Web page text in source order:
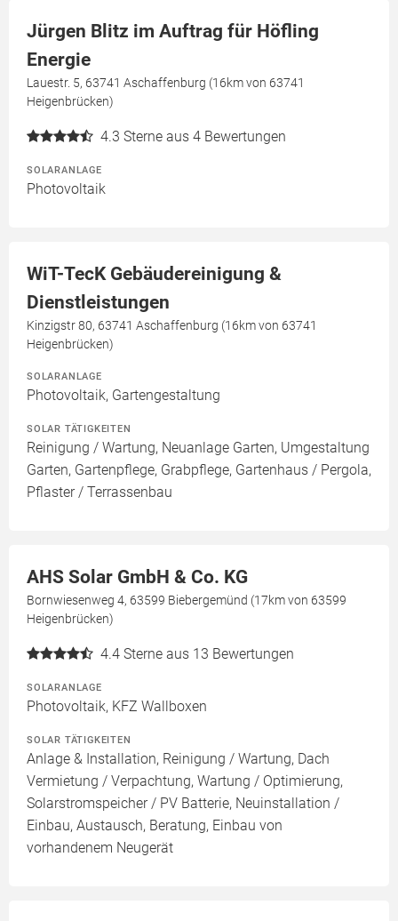
Jürgen Blitz im Auftrag für Höfling
Energie
Lauestr. 5, 63741 Aschaffenburg (16km von 63741
Heigenbrücken)
4.3 Sterne aus 4 Bewertungen
SOLARANLAGE
Photovoltaik
WiT-TecK Gebäudereinigung &
Dienstleistungen
Kinzigstr 80, 63741 Aschaffenburg (16km von 63741
Heigenbrücken)
SOLARANLAGE
Photovoltaik, Gartengestaltung
SOLAR TÄTIGKEITEN
Reinigung / Wartung, Neuanlage Garten, Umgestaltung
Garten, Gartenpflege, Grabpflege, Gartenhaus / Pergola,
Pflaster / Terrassenbau
AHS Solar GmbH & Co. KG
Bornwiesenweg 4, 63599 Biebergemünd (17km von 63599
Heigenbrücken)
4.4 Sterne aus 13 Bewertungen
SOLARANLAGE
Photovoltaik, KFZ Wallboxen
SOLAR TÄTIGKEITEN
Anlage & Installation, Reinigung / Wartung, Dach
Vermietung / Verpachtung, Wartung / Optimierung,
Solarstromspeicher / PV Batterie, Neuinstallation /
Einbau, Austausch, Beratung, Einbau von
vorhandenem Neugerät